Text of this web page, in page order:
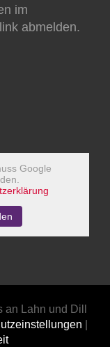
im
abmelden.
Google
Lahn und Dill